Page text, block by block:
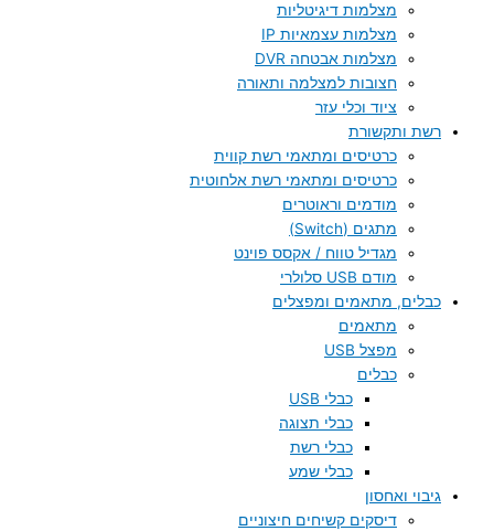
מצלמות דיגיטליות
מצלמות עצמאיות IP
מצלמות אבטחה DVR
חצובות למצלמה ותאורה
ציוד וכלי עזר
רשת ותקשורת
כרטיסים ומתאמי רשת קווית
כרטיסים ומתאמי רשת אלחוטית
מודמים וראוטרים
מתגים (Switch)
מגדיל טווח / אקסס פוינט
מודם USB סלולרי
כבלים, מתאמים ומפצלים
מתאמים
מפצל USB
כבלים
כבלי USB
כבלי תצוגה
כבלי רשת
כבלי שמע
גיבוי ואחסון
דיסקים קשיחים חיצוניים